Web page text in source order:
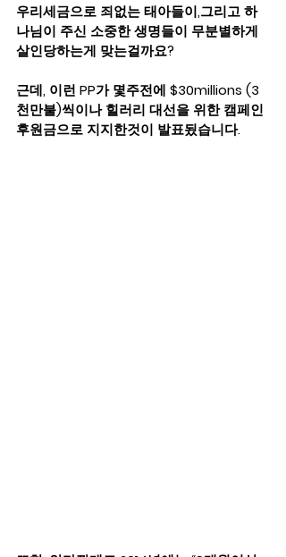
우리세금으로 죄없는 태아들이,그리고 하
나님이 주신 소중한 생명들이 무분별하게
살인당하는게 맞는걸까요?
근데, 이런 PP가 몇주전에 $30millions (3
천만불)씩이나 힐러리 대선을 위한 캠페인
후원금으로 지지한것이 발표됬습니다.